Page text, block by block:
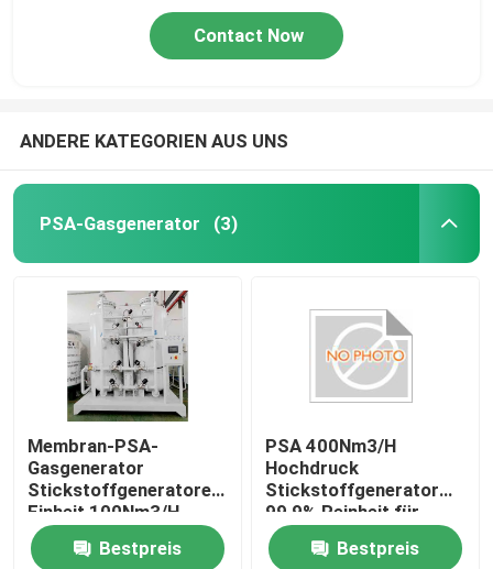
Contact Now
ANDERE KATEGORIEN AUS UNS
PSA-Gasgenerator (3)
Membran-PSA-
Gasgenerator
Stickstoffgeneratoren
Einheit 100Nm3/H,
Reinheit 99,9%
Bestpreis
PSA 400Nm3/H
Hochdruck
Stickstoffgenerator
99,9% Reinheit für
Lebensmittel,
Metallurgie, Chemie
Bestpreis